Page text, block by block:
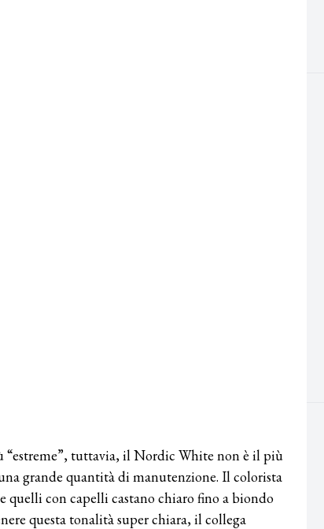
“estreme”, tuttavia, il Nordic White non è il più
grande quantità di manutenzione. Il colorista
quelli con capelli castano chiaro fino a biondo
questa tonalità super chiara, il collega